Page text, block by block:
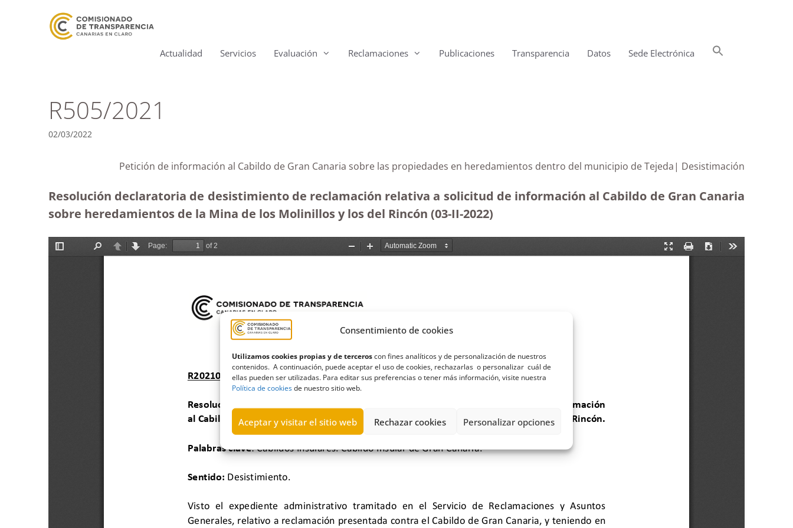
Consentimiento de cookies
Utilizamos cookies propias y de terceroscon fines analíticos y de personalización de nuestros
contenidos. A continuación, puede aceptar el uso de cookies, rechazarlas o personalizar cuál de
ellas pueden ser utilizadas. Para editar sus preferencias o tener más información, visite nuestra
Política de cookiesde nuestro sitio web.
Aceptar y visitar el sitio web Rechazar cookies Personalizar opciones
Actualidad Servicios Evaluación Reclamaciones Publicaciones Transparencia Datos Sede Electrónica
R505/2021
02/03/2022
Petición de información al Cabildo de Gran Canaria sobre las propiedades en heredamientos dentro del municipio de Tejeda| Desistimación
Resolución declaratoria de desistimiento de reclamación relativa a solicitud de información al Cabildo de Gran Canaria
sobre heredamientos de la Mina de los Molinillos y los del Rincón (03-II-2022)